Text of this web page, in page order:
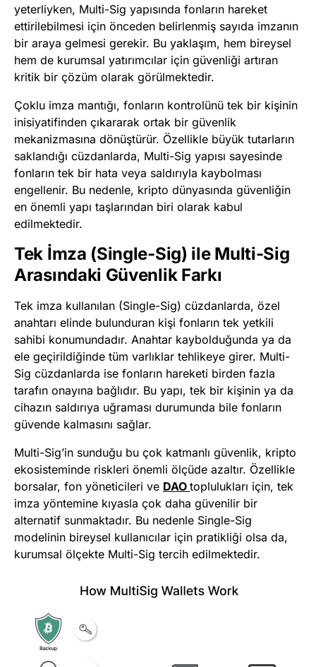
yeterliyken, Multi-Sig yapısında fonların hareket
ettirilebilmesi için önceden belirlenmiş sayıda imzanın
bir araya gelmesi gerekir. Bu yaklaşım, hem bireysel
hem de kurumsal yatırımcılar için güvenliği artıran
kritik bir çözüm olarak görülmektedir.
Çoklu imza mantığı, fonların kontrolünü tek bir kişinin
inisiyatifinden çıkararak ortak bir güvenlik
mekanizmasına dönüştürür. Özellikle büyük tutarların
saklandığı cüzdanlarda, Multi-Sig yapısı sayesinde
fonların tek bir hata veya saldırıyla kaybolması
engellenir. Bu nedenle, kripto dünyasında güvenliğin
en önemli yapı taşlarından biri olarak kabul
edilmektedir.
Tek İmza (Single-Sig) ile Multi-Sig
Arasındaki Güvenlik Farkı
Tek imza kullanılan (Single-Sig) cüzdanlarda, özel
anahtarı elinde bulunduran kişi fonların tek yetkili
sahibi konumundadır. Anahtar kaybolduğunda ya da
ele geçirildiğinde tüm varlıklar tehlikeye girer. Multi-
Sig cüzdanlarda ise fonların hareketi birden fazla
tarafın onayına bağlıdır. Bu yapı, tek bir kişinin ya da
cihazın saldırıya uğraması durumunda bile fonların
güvende kalmasını sağlar.
Multi-Sig’in sunduğu bu çok katmanlı güvenlik, kripto
ekosisteminde riskleri önemli ölçüde azaltır. Özellikle
borsalar, fon yöneticileri ve DAO toplulukları için, tek
imza yöntemine kıyasla çok daha güvenilir bir
alternatif sunmaktadır. Bu nedenle Single-Sig
modelinin bireysel kullanıcılar için pratikliği olsa da,
kurumsal ölçekte Multi-Sig tercih edilmektedir.